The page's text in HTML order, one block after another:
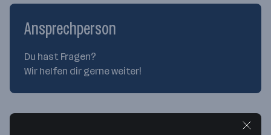
Ansprechperson
Du hast Fragen?
Wir helfen dir gerne weiter!